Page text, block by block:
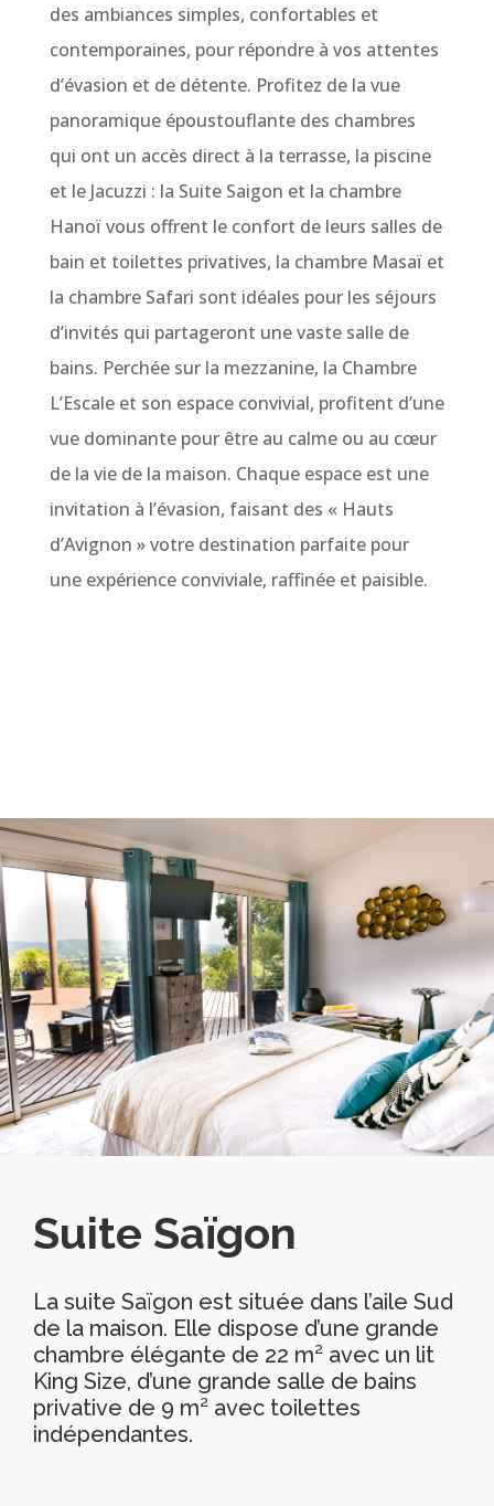
des ambiances simples, confortables et
contemporaines, pour répondre à vos attentes
d’évasion et de détente. Profitez de la vue
panoramique époustouflante des chambres
qui ont un accès direct à la terrasse, la piscine
et le Jacuzzi : la Suite Saigon et la chambre
Hanoï vous offrent le confort de leurs salles de
bain et toilettes privatives, la chambre Masaï et
la chambre Safari sont idéales pour les séjours
d’invités qui partageront une vaste salle de
bains. Perchée sur la mezzanine, la Chambre
L’Escale et son espace convivial, profitent d’une
vue dominante pour être au calme ou au cœur
de la vie de la maison. Chaque espace est une
invitation à l’évasion, faisant des « Hauts
d’Avignon » votre destination parfaite pour
une expérience conviviale, raffinée et paisible.
Suite Saïgon
La suite Saïgon est située dans l’aile Sud
de la maison. Elle dispose d’une grande
chambre élégante de 22 m² avec un lit
King Size, d’une grande salle de bains
privative de 9 m² avec toilettes
indépendantes.